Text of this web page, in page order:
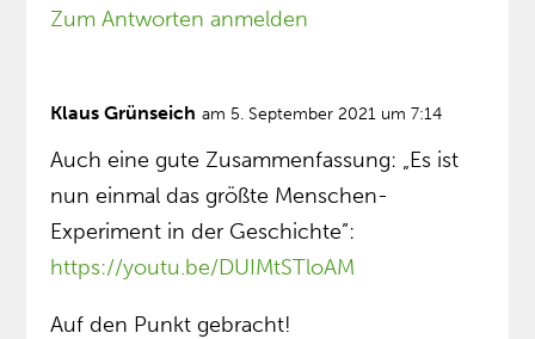
Zum Antworten anmelden
Klaus Grünseich am 5. September 2021 um 7:14
Auch eine gute Zusammenfassung: „Es ist
nun einmal das größte Menschen-
Experiment in der Geschichte”:
https://youtu.be/DUIMtSTloAM
Auf den Punkt gebracht!